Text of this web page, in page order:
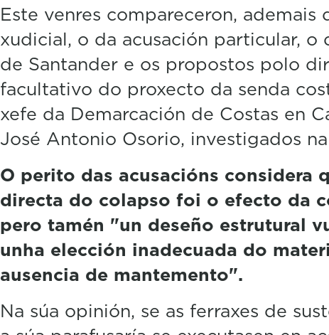
Este venres compareceron, ademais
xudicial, o da acusación particular, o
de Santander e os propostos polo
facultativo do proxecto da senda
xefe da Demarcación de Costas en
José Antonio Osorio, investigados na
O perito das acusacións considera
directa do colapso foi o efecto da
pero tamén "un deseño estrutural
unha elección inadecuada do
ausencia de mantemento".
Na súa opinión, se as ferraxes de